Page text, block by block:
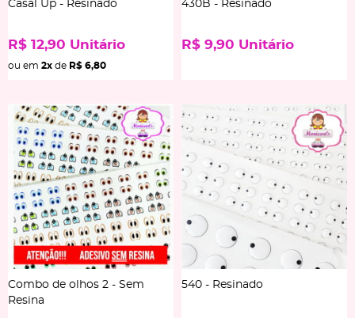
Casal Up - Resinado
R$ 12,90 Unitário
ou em 2x de R$ 6,80
430B - Resinado
R$ 9,90 Unitário
Combo de olhos 2 - Sem
Resina
540 - Resinado